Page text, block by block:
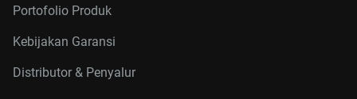
Portofolio Produk
Kebijakan Garansi
Distributor & Penyalur